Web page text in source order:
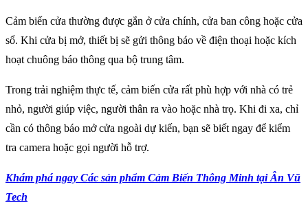
Cảm biến cửa thường được gắn ở cửa chính, cửa ban công hoặc cửa
sổ. Khi cửa bị mở, thiết bị sẽ gửi thông báo về điện thoại hoặc kích
hoạt chuông báo thông qua bộ trung tâm.
Trong trải nghiệm thực tế, cảm biến cửa rất phù hợp với nhà có trẻ
nhỏ, người giúp việc, người thân ra vào hoặc nhà trọ. Khi đi xa, chỉ
cần có thông báo mở cửa ngoài dự kiến, bạn sẽ biết ngay để kiểm
tra camera hoặc gọi người hỗ trợ.
Khám phá ngay Các sản phẩm Cảm Biến Thông Minh tại Ân Vũ
Tech